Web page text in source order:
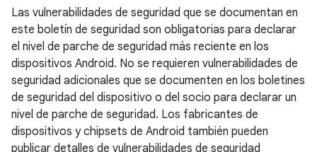
Las vulnerabilidades de seguridad que se documentan en
este boletín de seguridad son obligatorias para declarar
el nivel de parche de seguridad más reciente en los
dispositivos Android. No se requieren vulnerabilidades de
seguridad adicionales que se documenten en los boletines
de seguridad del dispositivo o del socio para declarar un
nivel de parche de seguridad. Los fabricantes de
dispositivos y chipsets de Android también pueden
publicar detalles de vulnerabilidades de seguridad